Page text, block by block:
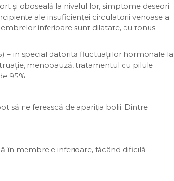
și oboseală la nivelul lor, simptome deseori
ale insuficienței circulatorii venoase a
inferioare sunt dilatate, cu tonus
– în special datorită fluctuațiilor hormonale la
menopauză, tratamentul cu pilule
95%.
să ne ferească de apariția bolii. Dintre
în membrele inferioare, făcând dificilă